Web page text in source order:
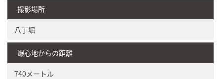
撮影場所
八丁堀
爆心地からの距離
740メートル